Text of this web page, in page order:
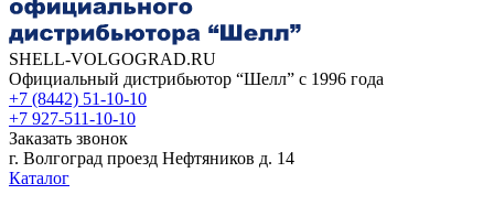
SHELL-VOLGOGRAD.RU
Официальный дистрибьютор “Шелл” с 1996 года
+7 (8442) 51-10-10
+7 927-511-10-10
Заказать звонок
г. Волгоград проезд Нефтяников д. 14
Каталог